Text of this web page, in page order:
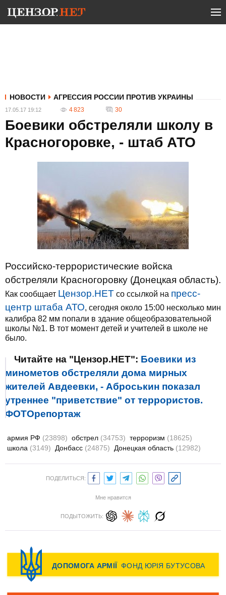
НОВОСТИ АГРЕССИЯ РОССИИ ПРОТИВ УКРАИНЫ
17.05.17 19:12 4 823 30
Боевики обстреляли школу в
Красногоровке, - штаб АТО
Российско-террористические войска
обстреляли Красногоровку (Донецкая область).
Как сообщает Цензор.НЕТ со ссылкой на пресс-
центр штаба АТО, сегодня около 15:00 несколько мин
калибра 82 мм попали в здание общеобразовательной
школы №1. В тот момент детей и учителей в школе не
было.
Читайте на "Цензор.НЕТ": Боевики из
минометов обстреляли дома мирных
жителей Авдеевки, - Аброськин показал
утреннее "приветствие" от террористов.
ФОТОрепортаж
армия РФ (23898) обстрел (34753) терроризм (18625)
школа (3149) Донбасс (24875) Донецкая область (12982)
ПОДЕЛИТЬСЯ:
Мне нравится
ПОДЫТОЖИТЬ: